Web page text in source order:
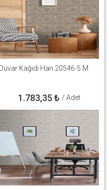
Duvar Kağıdı Han 20546-5 M
1.783,35 ₺ / Adet